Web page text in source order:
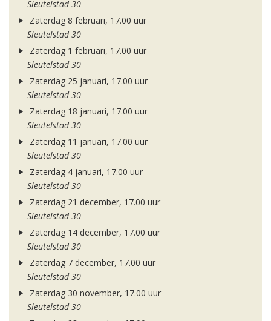
Sleutelstad 30
Zaterdag 8 februari, 17.00 uur
Sleutelstad 30
Zaterdag 1 februari, 17.00 uur
Sleutelstad 30
Zaterdag 25 januari, 17.00 uur
Sleutelstad 30
Zaterdag 18 januari, 17.00 uur
Sleutelstad 30
Zaterdag 11 januari, 17.00 uur
Sleutelstad 30
Zaterdag 4 januari, 17.00 uur
Sleutelstad 30
Zaterdag 21 december, 17.00 uur
Sleutelstad 30
Zaterdag 14 december, 17.00 uur
Sleutelstad 30
Zaterdag 7 december, 17.00 uur
Sleutelstad 30
Zaterdag 30 november, 17.00 uur
Sleutelstad 30